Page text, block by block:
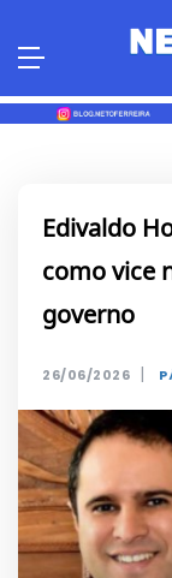
Edivaldo
como vice
governo
26/06/2026 |